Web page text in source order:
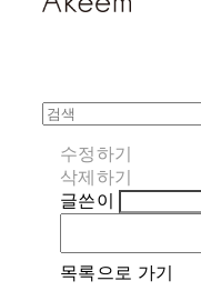
수정하기
삭제하기
글쓴이
목록으로 가기